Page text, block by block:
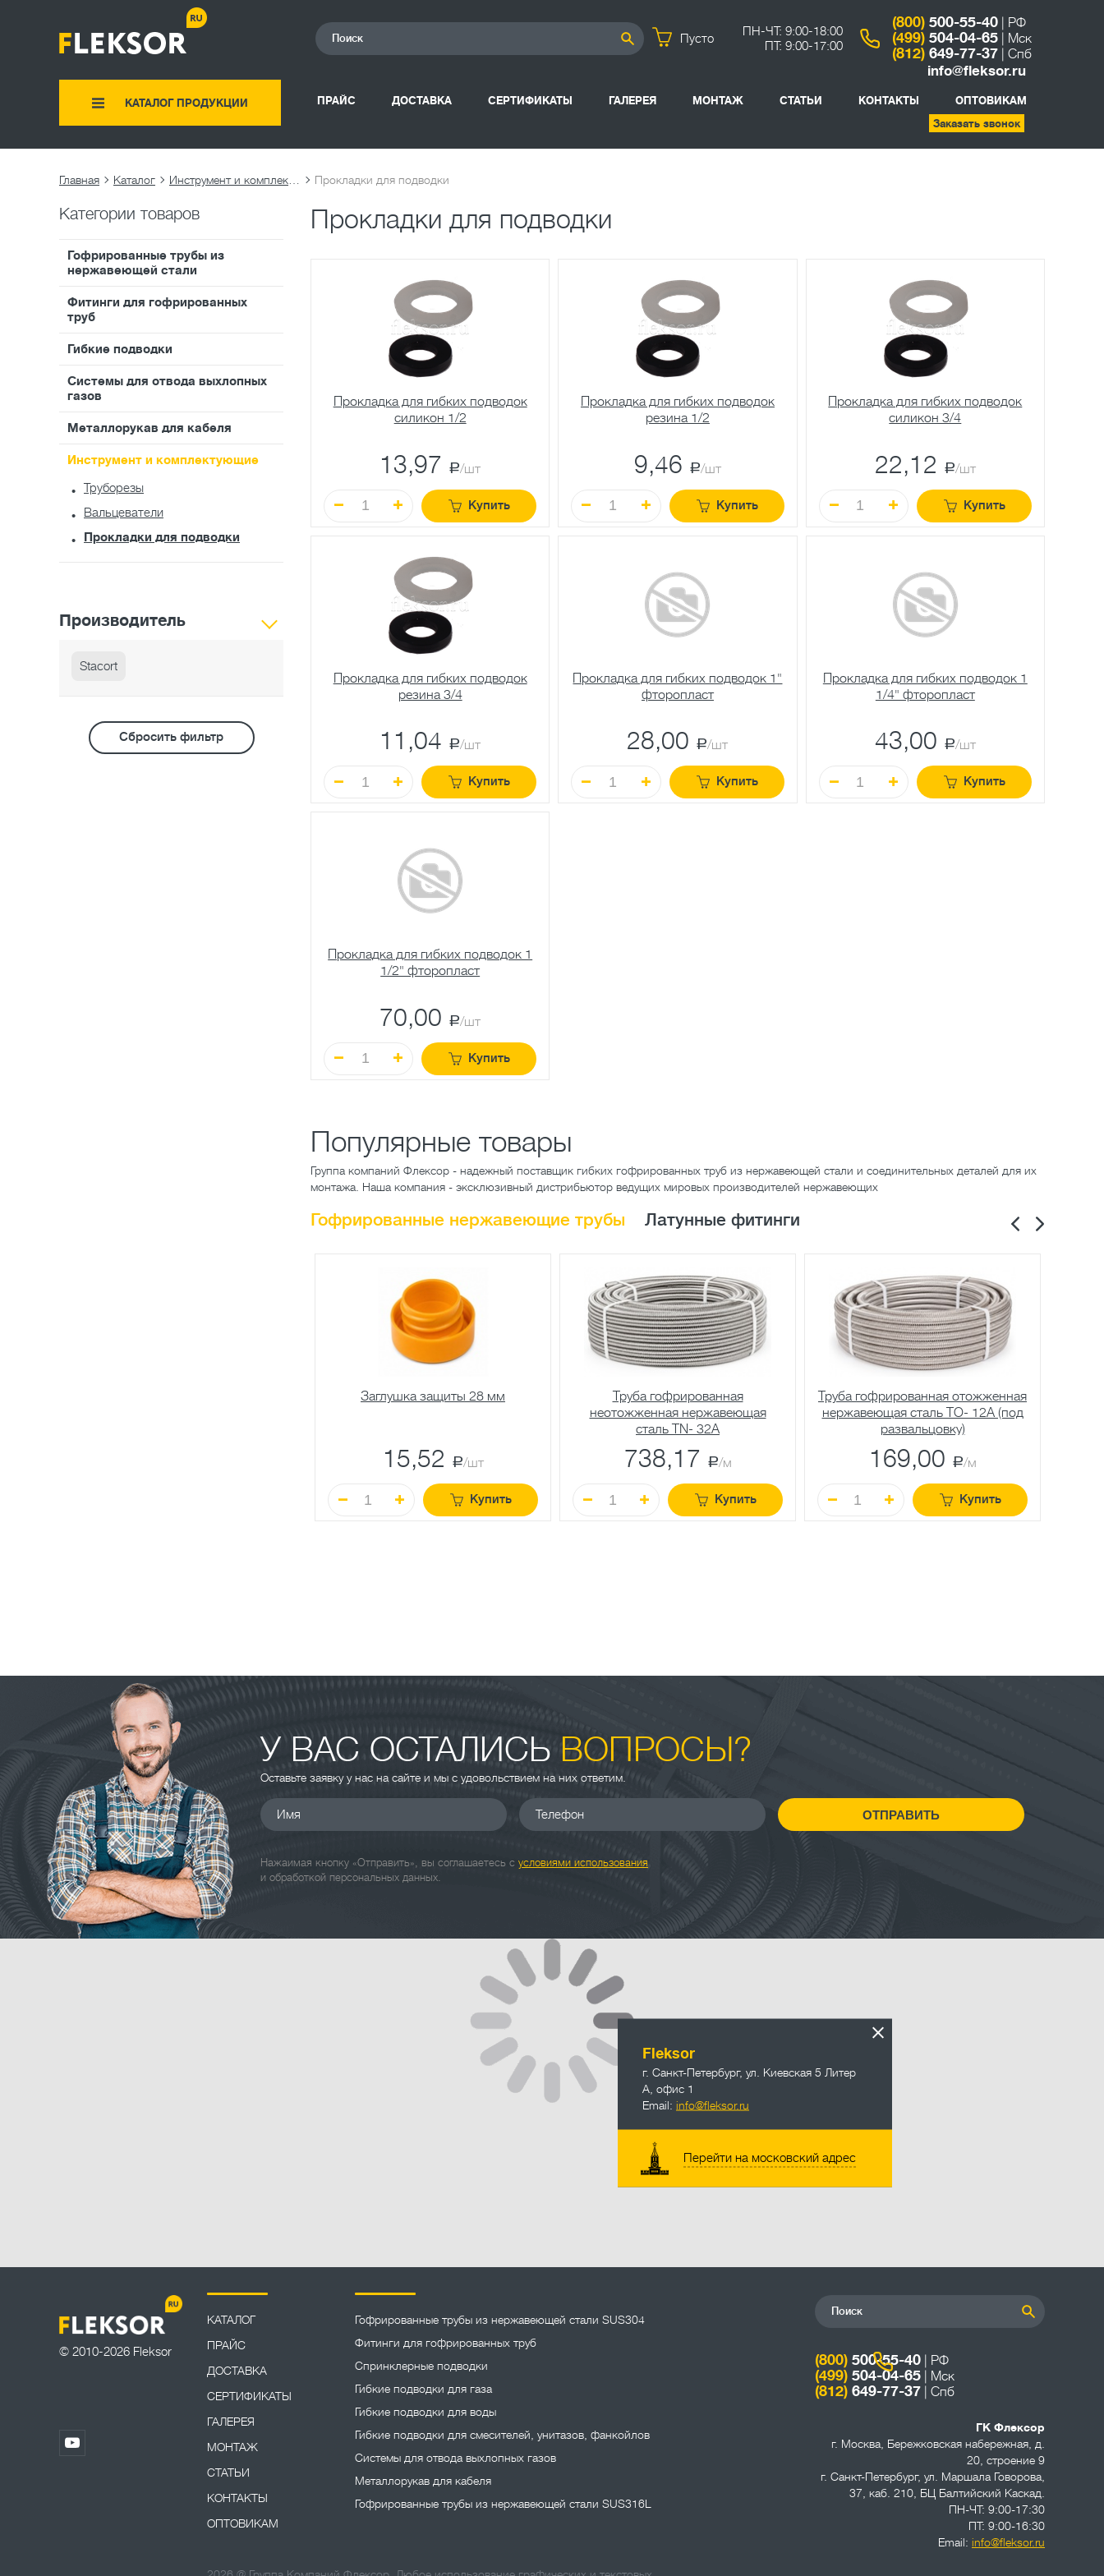
Пусто
ПН-ЧТ: 9:00-18:00
ПТ: 9:00-17:00
(800) 500-55-40 | РФ
(499) 504-04-65 | Мск
(812) 649-77-37 | Спб
КАТАЛОГ ПРОДУКЦИИ ПРАЙС ДОСТАВКА СЕРТИФИКАТЫ ГАЛЕРЕЯ МОНТАЖ СТАТЬИ КОНТАКТЫ
info@fleksor.ru
Заказать звонок
ОПТОВИКАМ
Главная Каталог Прокладки для подводки
Категории товаров
Гофрированные трубы из
нержавеющей стали
Фитинги для гофрированных
труб
Гибкие подводки
Системы для отвода выхлопных
газов
Металлорукав для кабеля
Инструмент и комплектующие
Труборезы
Вальцеватели
Прокладки для подводки
Производитель
Stacort
Сбросить фильтр
Прокладки для подводки
Прокладка для гибких подводок
силикон 1/2
13,97 a/шт
Купить
Прокладка для гибких подводок
резина 1/2
9,46 a/шт
Купить
Прокладка для гибких подводок
силикон 3/4
22,12 a/шт
Купить
Прокладка для гибких подводок
резина 3/4
11,04 a/шт
Купить
Прокладка для гибких подводок 1"
фторопласт
28,00 a/шт
Купить
Прокладка для гибких подводок 1
1/4" фторопласт
43,00 a/шт
Купить
Прокладка для гибких подводок 1
1/2" фторопласт
70,00 a/шт
Купить
Популярные товары
Группа компаний Флексор - надежный поставщик гибких гофрированных труб из нержавеющей стали и соединительных деталей для их
монтажа. Наша компания - эксклюзивный дистрибьютор ведущих мировых производителей нержавеющих
Гофрированные нержавеющие трубы Латунные фитинги
Заглушка защиты 28 мм
15,52 a/шт
Купить
Труба гофрированная
неотожженная нержавеющая
сталь TN- 32A
738,17 a/м
Купить
Труба гофрированная отожженная
нержавеющая сталь TO- 12A (под
развальцовку)
169,00 a/м
Купить
У ВАС ОСТАЛИСЬ ВОПРОСЫ?
Оставьте заявку у нас на сайте и мы с удовольствием на них ответим.
Имя Телефон ОТПРАВИТЬ
Нажаимая кнопку «Отправить», вы соглашаетесь с условиями использования
и обработкой персональных данных.
Fleksor
г. Санкт-Петербург, ул. Киевская 5 Литер
А, офис 1
Email: info@fleksor.ru
Перейти на московский адрес
info@fleksor.ru
© 2010-2026 Fleksor
КАТАЛОГ
ПРАЙС
ДОСТАВКА
СЕРТИФИКАТЫ
ГАЛЕРЕЯ
МОНТАЖ
СТАТЬИ
КОНТАКТЫ
ОПТОВИКАМ
Гофрированные трубы из нержавеющей стали SUS304
Фитинги для гофрированных труб
Спринклерные подводки
Гибкие подводки для газа
Гибкие подводки для воды
Гибкие подводки для смесителей, унитазов, фанкойлов
Системы для отвода выхлопных газов
Металлорукав для кабеля
Гофрированные трубы из нержавеющей стали SUS316L
(800) 500-55-40 | РФ
(499) 504-04-65 | Мск
(812) 649-77-37 | Спб
ГК Флексор
г. Москва Бережковская набережная, д.
20, строение 9
г. Санкт-Петербург, ул. Маршала Говорова,
37, каб. 210, БЦ Балтийский Каскад.
ПН-ЧТ: 9:00-17:30
ПТ: 9:00-16:30
Email: info@fleksor.ru